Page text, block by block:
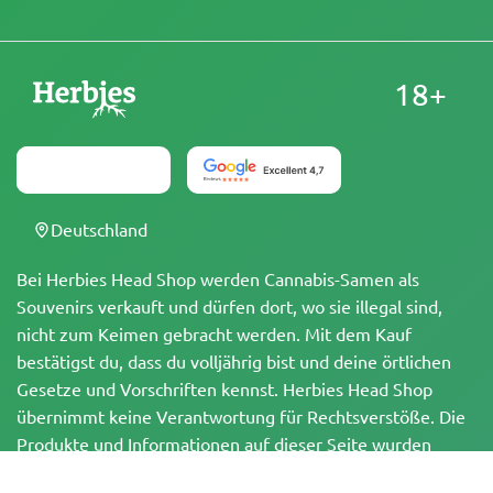
Bei Herbies Head Shop werden Cannabis-Samen als
Souvenirs verkauft und dürfen dort, wo sie illegal sind,
nicht zum Keimen gebracht werden. Mit dem Kauf
bestätigst du, dass du volljährig bist und deine örtlichen
Gesetze und Vorschriften kennst. Herbies Head Shop
übernimmt keine Verantwortung für Rechtsverstöße. Die
Produkte und Informationen auf dieser Seite wurden
18+
Deutschland